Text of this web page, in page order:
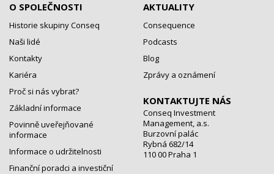
O SPOLEČNOSTI
Historie skupiny Conseq
Naši lidé
Kontakty
Kariéra
Proč si nás vybrat?
Základní informace
Povinně uveřejňované
informace
Informace o udržitelnosti
Finanční poradci a investiční
AKTUALITY
Consequence
Podcasts
Blog
Zprávy a oznámení
KONTAKTUJTE NÁS
Conseq Investment
Management, a.s.
Burzovní palác
Rybná 682/14
110 00 Praha 1